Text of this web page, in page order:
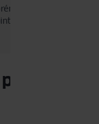
évite les
à conserver leur
de